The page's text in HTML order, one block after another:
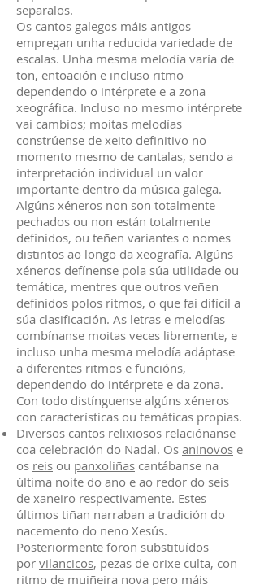
separalos.
Os cantos galegos máis antigos
empregan unha reducida variedade de
escalas. Unha mesma melodía varía de
ton, entoación e incluso ritmo
dependendo o intérprete e a zona
xeográfica. Incluso no mesmo intérprete
vai cambios; moitas melodías
constrúense de xeito definitivo no
momento mesmo de cantalas, sendo a
interpretación individual un valor
importante dentro da música galega.
Algúns xéneros non son totalmente
pechados ou non están totalmente
definidos, ou teñen variantes o nomes
distintos ao longo da xeografía. Algúns
xéneros defínense pola súa utilidade ou
temática, mentres que outros veñen
definidos polos ritmos, o que fai difícil a
súa clasificación. As letras e melodías
combínanse moitas veces libremente, e
incluso unha mesma melodía adáptase
a diferentes ritmos e funcións,
dependendo do intérprete e da zona.
Con todo distínguense algúns xéneros
con características ou temáticas propias.
Diversos cantos relixiosos relaciónanse
coa celebración do Nadal. Os aninovos e
os reis ou panxoliñas cantábanse na
última noite do ano e ao redor do seis
de xaneiro respectivamente. Estes
últimos tiñan narraban a tradición do
nacemento do neno Xesús.
Posteriormente foron substituídos
por vilancicos, pezas de orixe culta, con
ritmo de muiñeira nova pero máis